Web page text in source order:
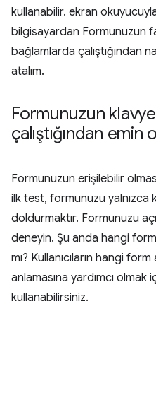
kullanabilir. ekran
bilgisayardan Formunuzun
bağlamlarda çalıştığından
atalım.
Formunuzun klavye
çalıştığından emin
Formunuzun erişilebilir
ilk test, formunuzu yalnızca
doldurmaktır. Formunuzu
deneyin. Şu anda hangi
mı? Kullanıcıların hangi
anlamasına yardımcı
kullanabilirsiniz.